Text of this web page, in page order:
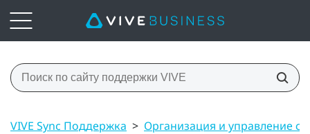
VIVE Sync Поддержка > Организация и управление